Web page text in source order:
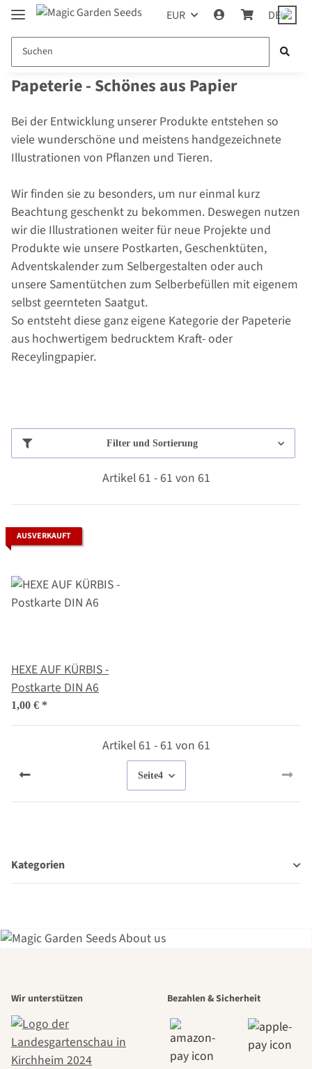
EUR DE
Papeterie - Schönes aus Papier
Bei der Entwicklung unserer Produkte entstehen so
viele wunderschöne und meistens handgezeichnete
Illustrationen von Pflanzen und Tieren.
Wir finden sie zu besonders, um nur einmal kurz
Beachtung geschenkt zu bekommen. Deswegen nutzen
wir die Illustrationen weiter für neue Projekte und
Produkte wie unsere Postkarten, Geschenktüten,
Adventskalender zum Selbergestalten oder auch
unsere Samentütchen zum Selberbefüllen mit eigenem
selbst geernteten Saatgut.
So entsteht diese ganz eigene Kategorie der Papeterie
aus hochwertigem bedrucktem Kraft- oder
Receylingpapier.
Filter und Sortierung
Artikel 61 - 61 von 61
AUSVERKAUFT
HEXE AUF KÜRBIS -
Postkarte DIN A6
1,00 € *
Artikel 61 - 61 von 61
Seite4
Kategorien
schönsten
Wege zu uns
Wir unterstützen Bezahlen & Sicherheit